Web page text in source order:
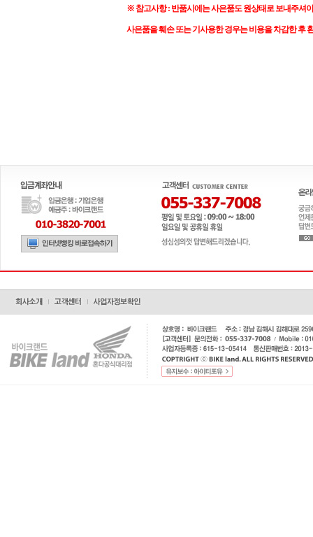
※ 참고사항 : 반품시에는 사은품도 원상태로 보내주셔
사은품을 훼손 또는 기사용한 경우는 비용을 차감한 후